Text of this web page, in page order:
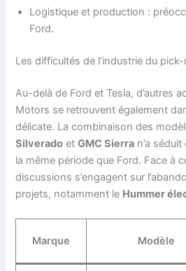
Logistique et production :
Ford.
Les difficultés de l’industrie du
Au-delà de Ford et Tesla, d’autres
Motors se retrouvent également
délicate. La combinaison des
Silverado etGMC Sierra n’a
la même période que Ford. Face à
discussions s’engagent sur
projets, notamment le Hummer
Marque Modèle